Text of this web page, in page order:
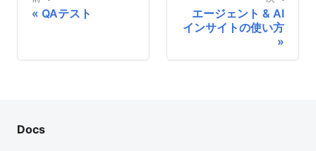
QAテスト
エージェント & AI
インサイトの使い方
Docs